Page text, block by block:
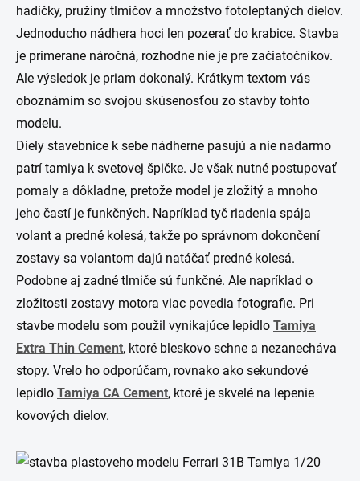
hadičky, pružiny tlmičov a množstvo fotoleptaných dielov.
Jednoducho nádhera hoci len pozerať do krabice. Stavba
je primerane náročná, rozhodne nie je pre začiatočníkov.
Ale výsledok je priam dokonalý. Krátkym textom vás
oboznámim so svojou skúsenosťou zo stavby tohto
modelu.
Diely stavebnice k sebe nádherne pasujú a nie nadarmo
patrí tamiya k svetovej špičke. Je však nutné postupovať
pomaly a dôkladne, pretože model je zložitý a mnoho
jeho častí je funkčných. Napríklad tyč riadenia spája
volant a predné kolesá, takže po správnom dokončení
zostavy sa volantom dajú natáčať predné kolesá.
Podobne aj zadné tlmiče sú funkčné. Ale napríklad o
zložitosti zostavy motora viac povedia fotografie. Pri
stavbe modelu som použil vynikajúce lepidlo Tamiya
Extra Thin Cement, ktoré bleskovo schne a nezanecháva
stopy. Vrelo ho odporúčam, rovnako ako sekundové
lepidlo Tamiya CA Cement, ktoré je skvelé na lepenie
kovových dielov.